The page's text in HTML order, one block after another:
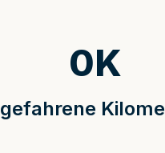
gefahrene
0K